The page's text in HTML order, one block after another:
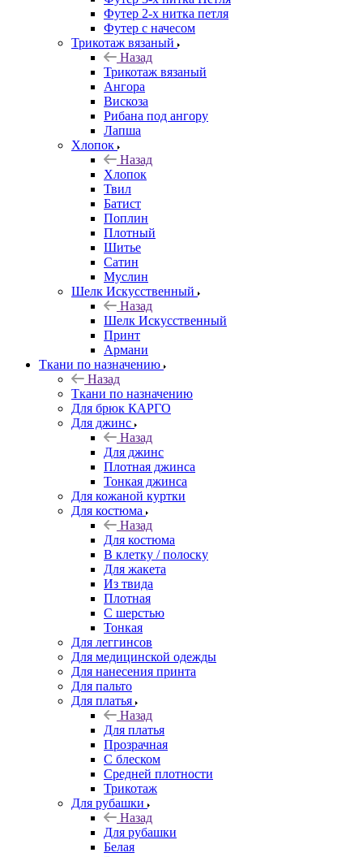
Футер 2-х нитка петля
Футер с начесом
Трикотаж вязаный
Назад
Трикотаж вязаный
Ангора
Вискоза
Рибана под ангору
Лапша
Хлопок
Назад
Хлопок
Твил
Батист
Поплин
Плотный
Шитье
Сатин
Муслин
Шелк Искусственный
Назад
Шелк Искусственный
Принт
Армани
Ткани по назначению
Назад
Ткани по назначению
Для брюк КАРГО
Для джинс
Назад
Для джинс
Плотная джинса
Тонкая джинса
Для кожаной куртки
Для костюма
Назад
Для костюма
В клетку / полоску
Для жакета
Из твида
Плотная
С шерстью
Тонкая
Для леггинсов
Для медицинской одежды
Для нанесения принта
Для пальто
Для платья
Назад
Для платья
Прозрачная
С блеском
Средней плотности
Трикотаж
Для рубашки
Назад
Для рубашки
Белая